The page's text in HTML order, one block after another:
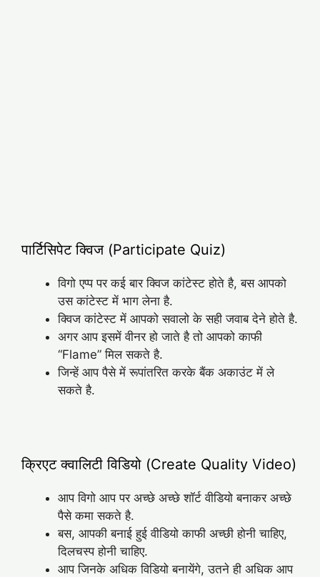
पार्टिसिपेट क्विज (Participate Quiz)
विगो एप्प पर कई बार क्विज कांटेस्ट होते है, बस आपको
उस कांटेस्ट में भाग लेना है.
क्विज कांटेस्ट में आपको सवालो के सही जवाब देने होते है.
अगर आप इसमें वीनर हो जाते है तो आपको काफी
“Flame” मिल सकते है.
जिन्हें आप पैसे में रूपांतरित करके बैंक अकाउंट में ले
सकते है.
क्रिएट क्वालिटी विडियो (Create Quality Video)
आप विगो आप पर अच्छे अच्छे शॉर्ट वीडियो बनाकर अच्छे
पैसे कमा सकते है.
बस, आपकी बनाई हुई वीडियो काफी अच्छी होनी चाहिए,
दिलचस्प होनी चाहिए.
आप जिनके अधिक विडियो बनायेंगे, उतने ही अधिक आप